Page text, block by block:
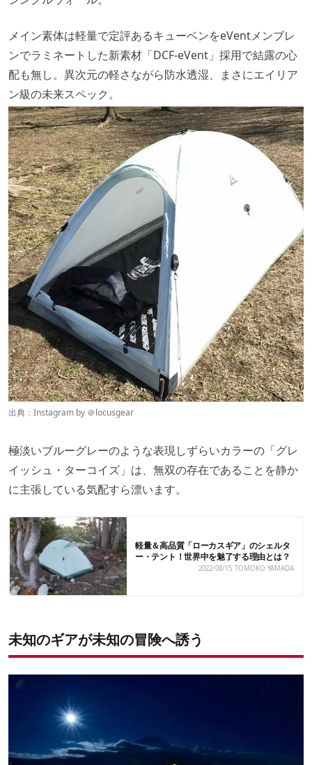
メイン素体は軽量で定評あるキューベンをeVentメンブレ
ンでラミネートした新素材「DCF-eVent」採用で結露の心
配も無し。異次元の軽さながら防水透湿、まさにエイリア
ン級の未来スペック。
出典：Instagram by ＠locusgear
極淡いブルーグレーのような表現しずらいカラーの「グレ
イッシュ・ターコイズ」は、無双の存在であることを静か
に主張している気配すら漂います。
軽量＆高品質「ローカスギア」のシェルタ
ー・テント！世界中を魅了する理由とは？
2022/08/15 TOMOKO YAMADA
未知のギアが未知の冒険へ誘う